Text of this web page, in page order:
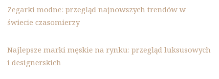
Zegarki modne: przegląd najnowszych trendów w
świecie czasomierzy
Najlepsze marki męskie na rynku: przegląd luksusowych
i designerskich